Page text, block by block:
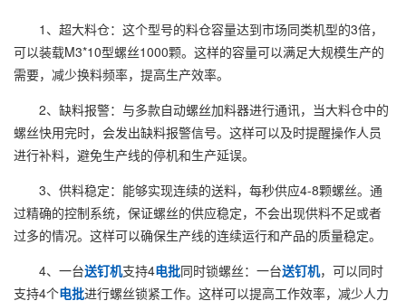
1、超大料仓：这个型号的料仓容量达到市场同类机型的3倍，
可以装载M3*10型螺丝1000颗。这样的容量可以满足大规模生产的
需要，减少换料频率，提高生产效率。
2、缺料报警：与多款自动螺丝加料器进行通讯，当大料仓中的
螺丝快用完时，会发出缺料报警信号。这样可以及时提醒操作人员
进行补料，避免生产线的停机和生产延误。
3、供料稳定：能够实现连续的送料，每秒供应4-8颗螺丝。通
过精确的控制系统，保证螺丝的供应稳定，不会出现供料不足或者
过多的情况。这样可以确保生产线的连续运行和产品的质量稳定。
4、一台送钉机支持4电批同时锁螺丝：一台送钉机，可以同时
支持4个电批进行螺丝锁紧工作。这样可以提高工作效率，减少人力